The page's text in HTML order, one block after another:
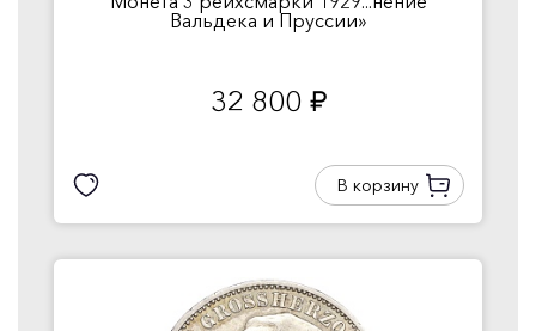
Вальдека и Пруссии»
32 800 руб.
В корзину